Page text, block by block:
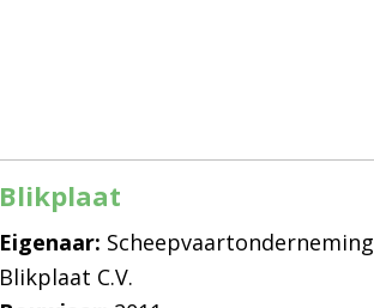
Blikplaat
Eigenaar: Scheepvaartonderneming
Blikplaat C.V.